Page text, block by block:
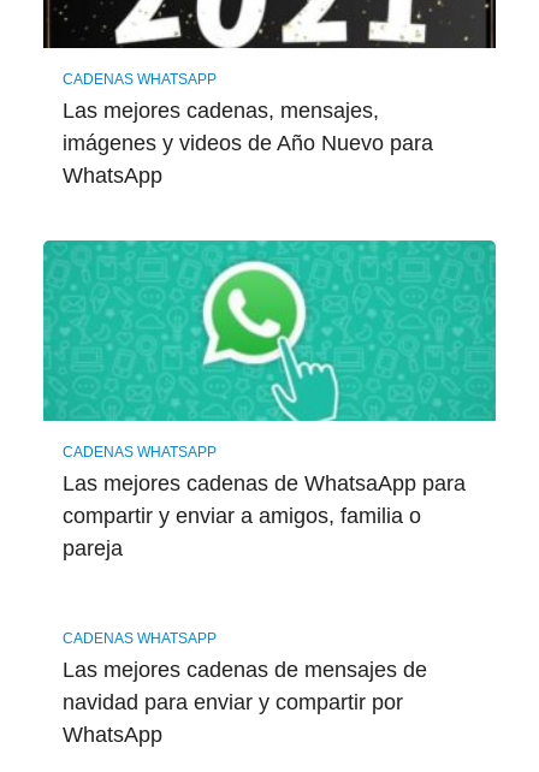
CADENAS WHATSAPP
Las mejores cadenas, mensajes,
imágenes y videos de Año Nuevo para
WhatsApp
CADENAS WHATSAPP
Las mejores cadenas de WhatsaApp para
compartir y enviar a amigos, familia o
pareja
CADENAS WHATSAPP
Las mejores cadenas de mensajes de
navidad para enviar y compartir por
WhatsApp